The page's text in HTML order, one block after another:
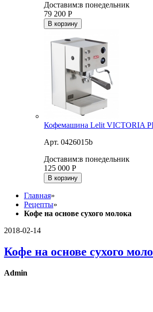
Доставим:в понедельник
79 200 Р
В корзину
Кофемашина Lelit VICTORIA
Арт. 0426015b
Доставим:в понедельник
125 000 Р
В корзину
Главная»
Рецепты»
Кофе на основе сухого молока
2018-02-14
Кофе на основе сухого
Admin